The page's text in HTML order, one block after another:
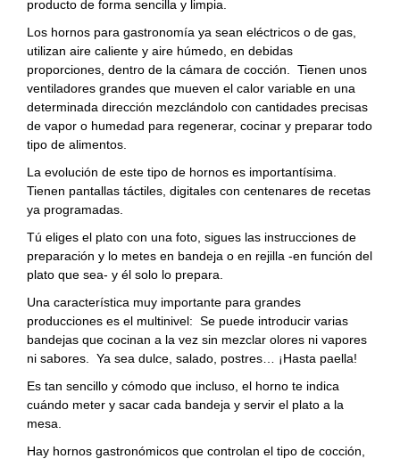
producto de forma sencilla y limpia.
Los hornos para gastronomía ya sean eléctricos o de gas,
utilizan aire caliente y aire húmedo, en debidas
proporciones, dentro de la cámara de cocción. Tienen unos
ventiladores grandes que mueven el calor variable en una
determinada dirección mezclándolo con cantidades precisas
de vapor o humedad para regenerar, cocinar y preparar todo
tipo de alimentos.
La evolución de este tipo de hornos es importantísima.
Tienen pantallas táctiles, digitales con centenares de recetas
ya programadas.
Tú eliges el plato con una foto, sigues las instrucciones de
preparación y lo metes en bandeja o en rejilla -en función del
plato que sea- y él solo lo prepara.
Una característica muy importante para grandes
producciones es el multinivel: Se puede introducir varias
bandejas que cocinan a la vez sin mezclar olores ni vapores
ni sabores. Ya sea dulce, salado, postres… ¡Hasta paella!
Es tan sencillo y cómodo que incluso, el horno te indica
cuándo meter y sacar cada bandeja y servir el plato a la
mesa.
Hay hornos gastronómicos que controlan el tipo de cocción,